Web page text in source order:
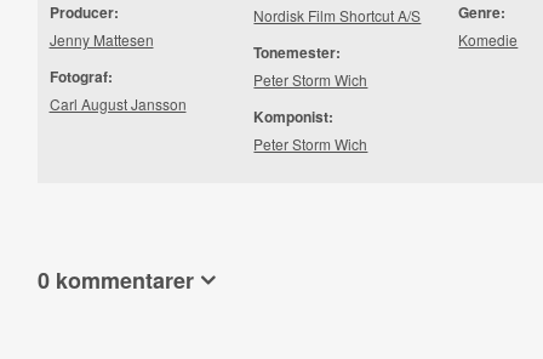
Producer:
Jenny Mattesen
Fotograf:
Carl August Jansson
Nordisk Film Shortcut A/S
Tonemester:
Peter Storm Wich
Komponist:
Peter Storm Wich
Genre:
Komedie
0 kommentarer